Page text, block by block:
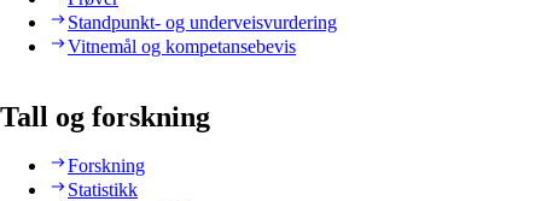
Standpunkt- og underveisvurdering
Vitnemål og kompetansebevis
Tall og forskning
Forskning
Statistikk